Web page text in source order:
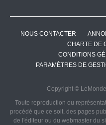
NOUS CONTACTER
CHARTE DE
CONDITIONS
PARAMÈTRES DE
Copyright ©
Toute reproduction ou
procédé que ce soit, des pages
de l'éditeur ou du webmaster du